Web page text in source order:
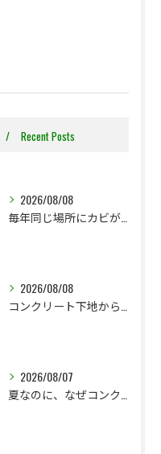
Recent Posts
2026/08/08
2026/08/08
2026/08/07